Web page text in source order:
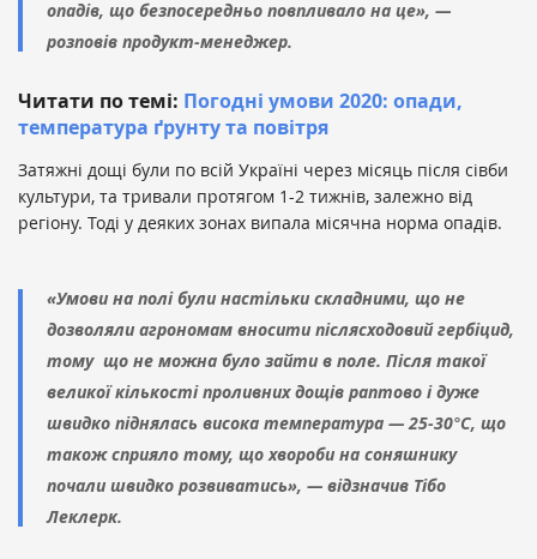
опадів, що безпосередньо повпливало на це», —
розповів продукт-менеджер.
Читати по темі: Погодні умови 2020: опади,
температура ґрунту та повітря
Затяжні дощі були по всій Україні через місяць після сівби
культури, та тривали протягом 1-2 тижнів, залежно від
регіону. Тоді у деяких зонах випала місячна норма опадів.
«Умови на полі були настільки складними, що не
дозволяли агрономам вносити післясходовий гербіцид,
тому що не можна було зайти в поле. Після такої
великої кількості проливних дощів раптово і дуже
швидко піднялась висока температура — 25-30°С, що
також сприяло тому, що хвороби на соняшнику
почали швидко розвиватись», — відзначив Тібо
Леклерк.